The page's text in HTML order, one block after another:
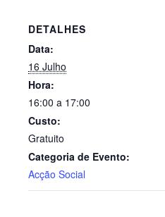
DETALHES
Data:
16 Julho
Hora:
16:00 a 17:00
Custo:
Gratuito
Categoria de Evento:
Acção Social